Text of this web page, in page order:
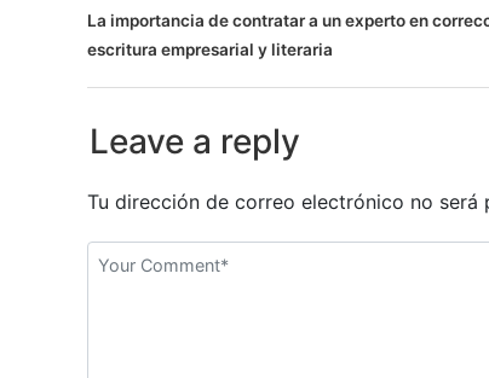
N
a
v
e
g
a
La importancia de contratar a un experto en
escritura empresarial y literaria
Leave a reply
Tu dirección de correo electrónico no será